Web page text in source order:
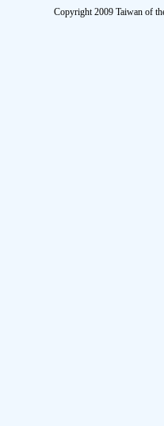
Copyright 2009 Taiwan of